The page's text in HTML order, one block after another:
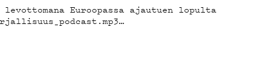
Euroopassa ajautuen lopulta